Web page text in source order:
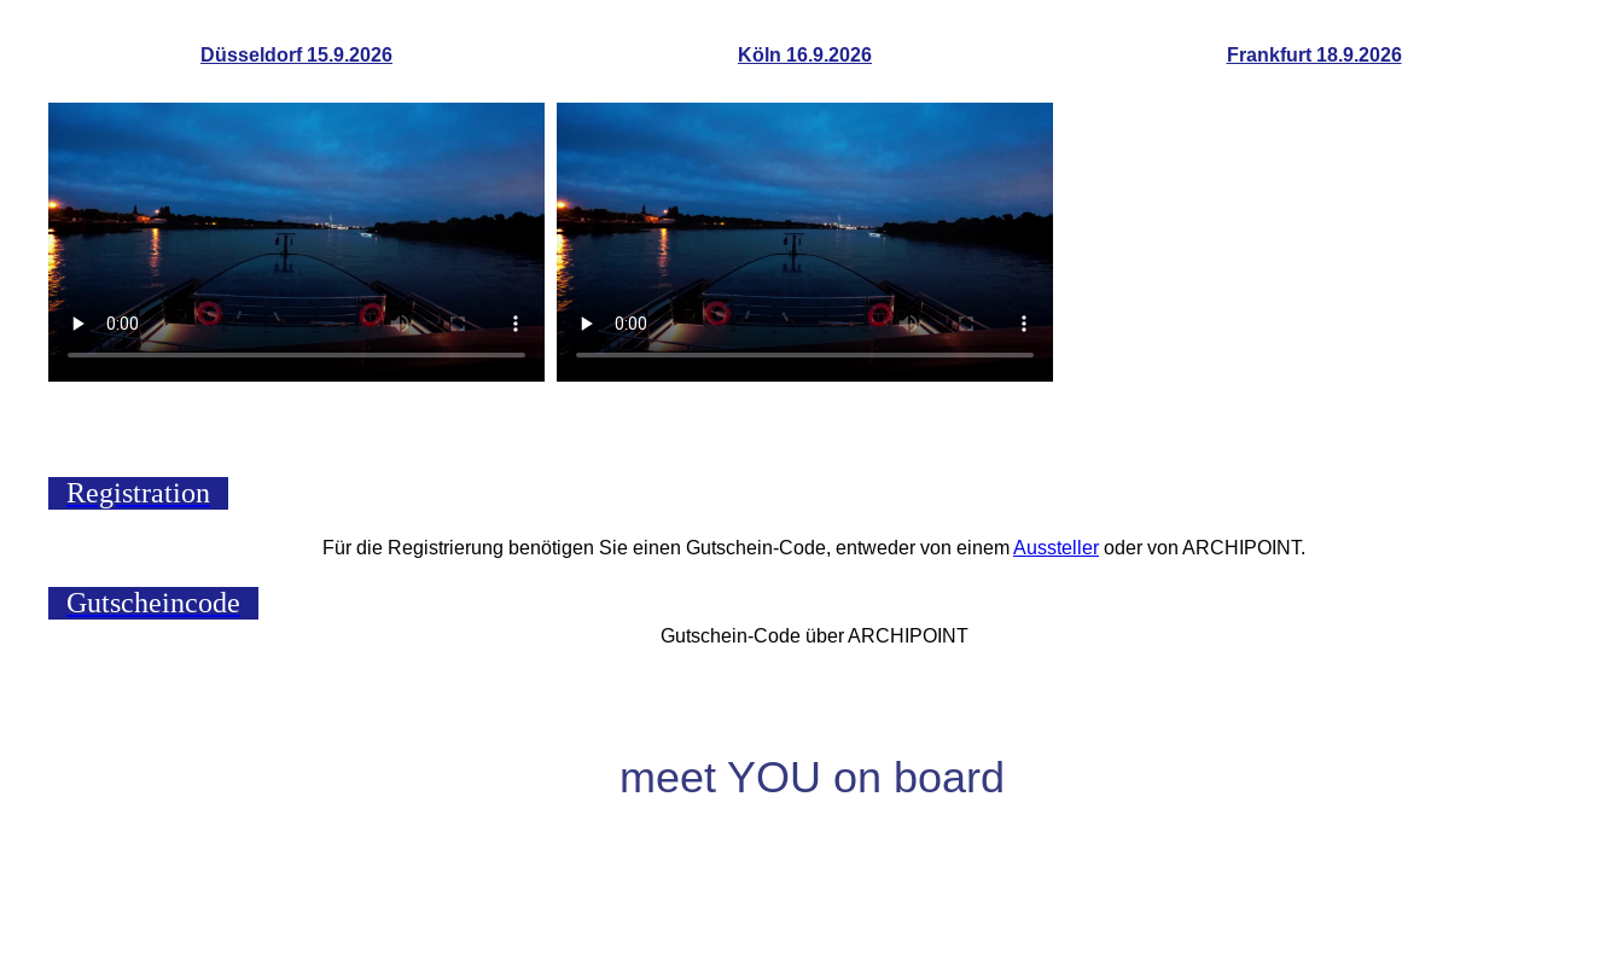
Düsseldorf 15.9.2026 Köln 16.9.2026 Frankfurt 18.9.2026
Registration
Für die Registrierung benötigen Sie einen Gutschein-Code, entweder von einemAussteller oder von ARCHIPOINT.
Gutscheincode
Gutschein-Code über ARCHIPOINT
meet YOU on board